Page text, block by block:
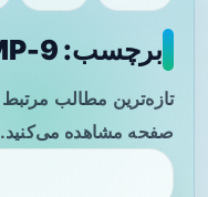
برچسب: MMP-9 - صفحه 1
صفحه مشاهده می‌کنید.